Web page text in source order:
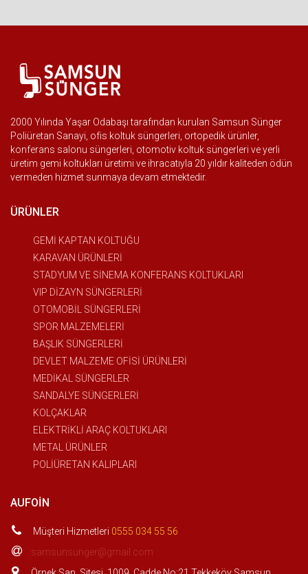
2000 Yılında Yaşar Odabaşı tarafından kurulan Samsun Sünger
Poliüretan Sanayi, ofis koltuk süngerleri, ortopedik ürünler,
konferans salonu süngerleri, otomotiv koltuk süngerleri ve yerli
üretim gemi koltukları üretimi ve ihracatıyla 20 yıldır kaliteden ödün
vermeden hizmet sunmaya devam etmektedir.
ÜRÜNLER
GEMİ KAPTAN KOLTUĞU
KARAVAN ÜRÜNLERİ
STADYUM VE SİNEMA KONFERANS KOLTUKLARI
VIP DİZAYN SÜNGERLERİ
OTOMOBİL SÜNGERLERİ
SPOR MALZEMELERİ
BAŞLIK SÜNGERLERİ
DEVLET MALZEME OFİSİ ÜRÜNLERİ
MEDİKAL SÜNGERLER
SANDALYE SÜNGERLERİ
KOLÇAKLAR
ELEKTRİKLİ ARAÇ KOLTUKLARI
METAL ÜRÜNLER
POLİÜRETAN KALIPLARI
AUFOIN
Müşteri Hizmetleri 0555 034 55 56
samsunsunger@gmail.com